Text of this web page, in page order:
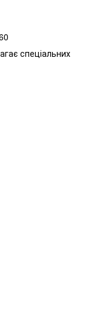
спеціальних